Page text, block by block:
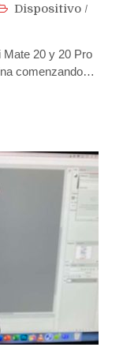
Dispositivo /
Mate 20 y 20 Pro
comenzando…